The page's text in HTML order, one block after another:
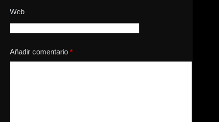
Web
Añadir comentario *